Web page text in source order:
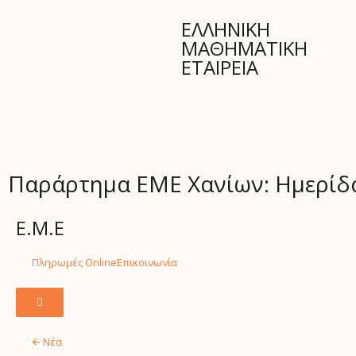
ΕΛΛΗΝΙΚΗ
ΜΑΘΗΜΑΤΙΚΗ
ΕΤΑΙΡΕΙΑ
Παράρτημα ΕΜΕ Χανίων:
Ε.Μ.Ε
Πληρωμές OnlineΕπικοινωνία
H
a
m
🡨 Νέα